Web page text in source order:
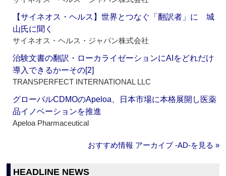
【サイネオス・ヘルス】世界とつなぐ「翻訳者」に 城
山氏に聞く
サイネオス・ヘルス・ジャパン株式会社
治験文書の翻訳・ローカライゼーションにAIをどれだけ
導入できるかーその[2]
TRANSPERFECT INTERNATIONAL LLC
グローバルCDMOのApeloa、日本市場に本格展開し医薬
品イノベーションを推進
Apeloa Pharmaceutical
おすすめ情報 アーカイブ ‐AD‐を見る »
HEADLINE NEWS